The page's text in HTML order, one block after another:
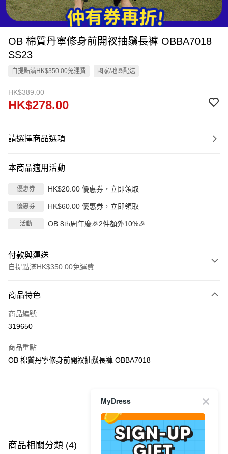
OB 棉質丹寧修身前開衩抽鬚長褲 OBBA7018
SS23
自提點滿HK$350.00免運費 國家/地區配送
HK$389.00
HK$278.00
請選擇商品選項
本商品適用活動
優惠券 HK$20.00 優惠券，立即領取
優惠券 HK$60.00 優惠券，立即領取
活動 OB 8th周年慶🎉2件額外10%🎉
付款與運送
自提點滿HK$350.00免運費
信用卡
Apple Pay
PayMe
每筆HK$40.00，滿HK$350.00或以上免運費
付款後順豐站及營業點
商品特色
商品編號
319650
商品重點
OB 棉質丹寧修身前開衩抽鬚長褲 OBBA7018
商品推薦
商品相關分類 (4)
MyDress